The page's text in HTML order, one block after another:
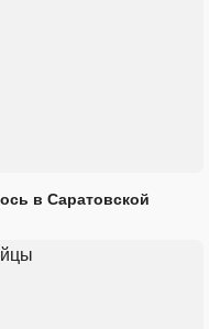
в Саратовской